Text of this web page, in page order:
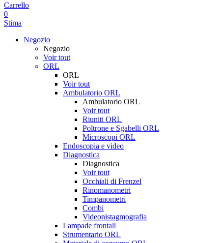
Carrello
0
Stima
Negozio
Negozio
Voir tout
ORL
ORL
Voir tout
Ambulatorio ORL
Ambulatorio ORL
Voir tout
Riuniti ORL
Poltrone e Sgabelli ORL
Microscopi ORL
Endoscopia e video
Diagnostica
Diagnostica
Voir tout
Occhiali di Frenzel
Rinomanometri
Timpanometri
Combi
Videonistagmografia
Lampade frontali
Strumentario ORL